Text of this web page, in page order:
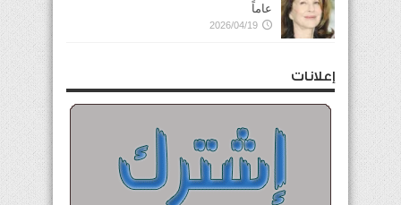
عاماً
2026/04/19
إعلانات